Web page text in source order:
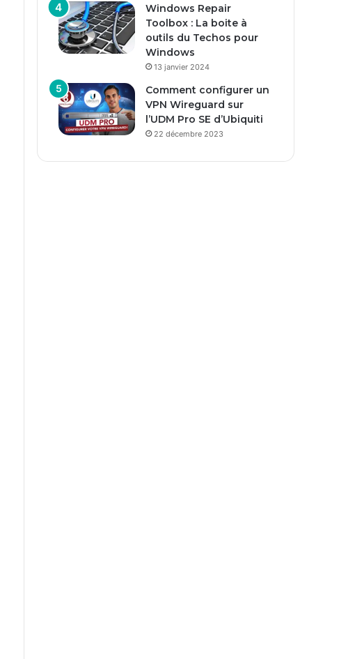
Windows Repair
Toolbox : La boite à
outils du Techos pour
Windows
13 janvier 2024
Comment configurer un
VPN Wireguard sur
l’UDM Pro SE d’Ubiquiti
22 décembre 2023